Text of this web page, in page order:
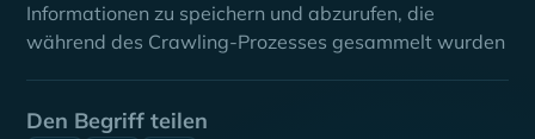
Den Begriff teilen
Informationen zu speichern und abzurufen, die
während des Crawling-Prozesses gesammelt wurden